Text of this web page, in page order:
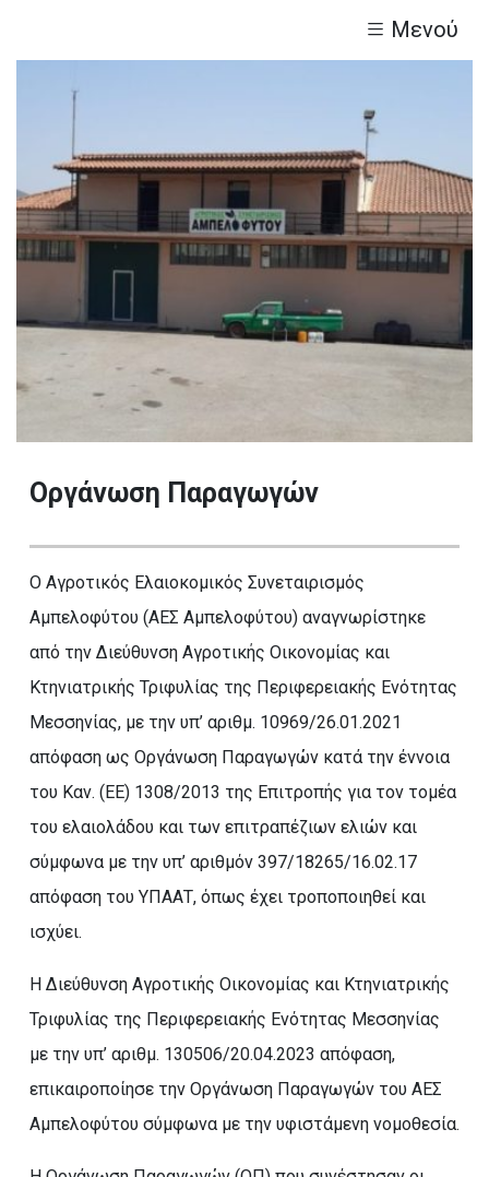
Μενού
Οργάνωση Παραγωγών
Ο Αγροτικός Ελαιοκομικός Συνεταιρισμός
Αμπελοφύτου (ΑΕΣ Αμπελοφύτου) αναγνωρίστηκε
από την Διεύθυνση Αγροτικής Οικονομίας και
Κτηνιατρικής Τριφυλίας της Περιφερειακής Ενότητας
Μεσσηνίας, με την υπ’ αριθμ. 10969/26.01.2021
απόφαση ως Οργάνωση Παραγωγών κατά την έννοια
του Καν. (ΕΕ) 1308/2013 της Επιτροπής για τον τομέα
του ελαιολάδου και των επιτραπέζιων ελιών και
σύμφωνα με την υπ’ αριθμόν 397/18265/16.02.17
απόφαση του ΥΠΑΑΤ, όπως έχει τροποποιηθεί και
ισχύει.
Η Διεύθυνση Αγροτικής Οικονομίας και Κτηνιατρικής
Τριφυλίας της Περιφερειακής Ενότητας Μεσσηνίας
με την υπ’ αριθμ. 130506/20.04.2023 απόφαση,
επικαιροποίησε την Οργάνωση Παραγωγών του ΑΕΣ
Αμπελοφύτου σύμφωνα με την υφιστάμενη νομοθεσία.